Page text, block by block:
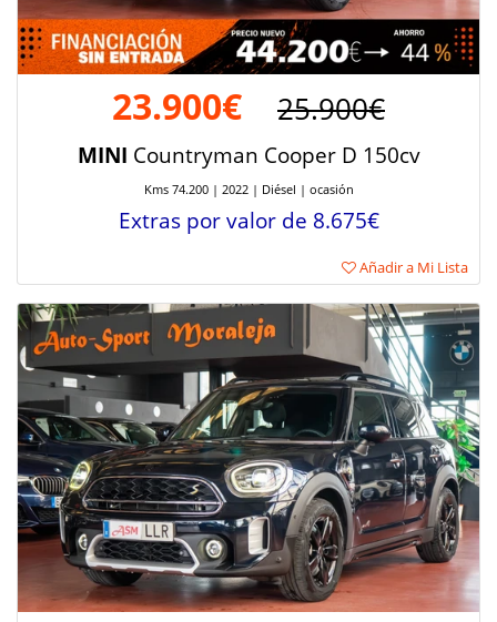
23.900€ 25.900€
MINI Countryman Cooper D 150cv
Kms 74.200 | 2022 | Diésel | ocasión
Extras por valor de 8.675€
Añadir a Mi Lista